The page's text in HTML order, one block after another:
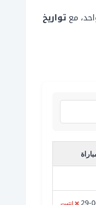
معتواريخ
29- ❌ انتهت